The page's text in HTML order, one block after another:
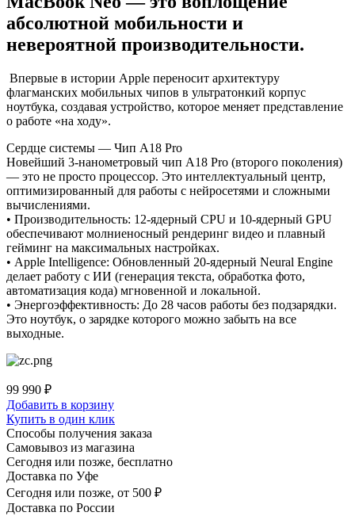
абсолютной мобильности и
невероятной производительности.
Впервые в истории Apple переносит архитектуру
флагманских мобильных чипов в ультратонкий корпус
ноутбука, создавая устройство, которое меняет представление
о работе «на ходу».
Сердце системы — Чип A18 Pro
Новейший 3-нанометровый чип A18 Pro (второго поколения)
— это не просто процессор. Это интеллектуальный центр,
оптимизированный для работы с нейросетями и сложными
вычислениями.
• Производительность: 12-ядерный CPU и 10-ядерный GPU
обеспечивают молниеносный рендеринг видео и плавный
гейминг на максимальных настройках.
• Apple Intelligence: Обновленный 20-ядерный Neural Engine
делает работу с ИИ (генерация текста, обработка фото,
автоматизация кода) мгновенной и локальной.
• Энергоэффективность: До 28 часов работы без подзарядки.
Это ноутбук, о зарядке которого можно забыть на все
выходные.
99 990 ₽
Добавить в корзину
Купить в один клик
Способы получения заказа
Самовывоз из магазина
Сегодня или позже, бесплатно
Доставка по Уфе
Сегодня или позже, от 500 ₽
Доставка по России